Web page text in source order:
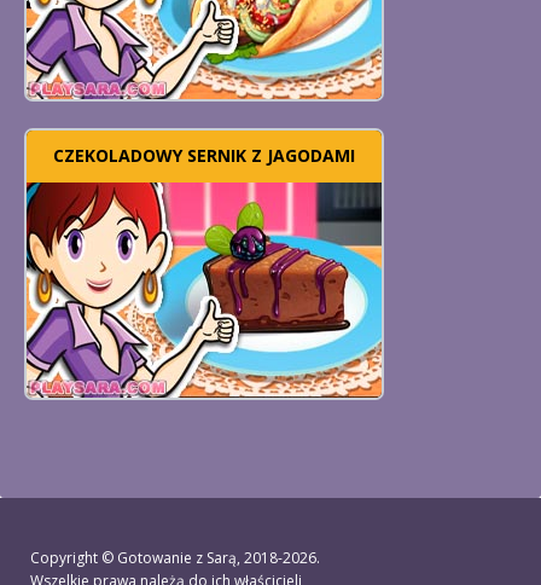
CZEKOLADOWY SERNIK Z JAGODAMI
Copyright © Gotowanie z Sarą, 2018-2026.